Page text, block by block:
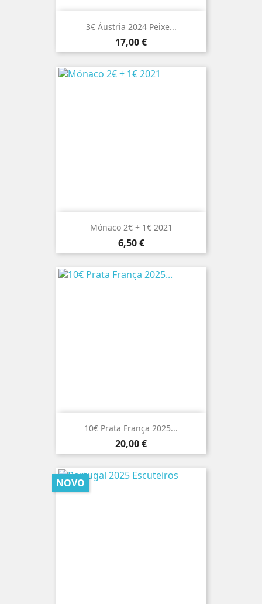
3€ Áustria 2024 Peixe...
Preço
17,00 €
Mónaco 2€ + 1€ 2021
Preço
6,50 €
10€ Prata França 2025...
Preço
20,00 €
NOVO